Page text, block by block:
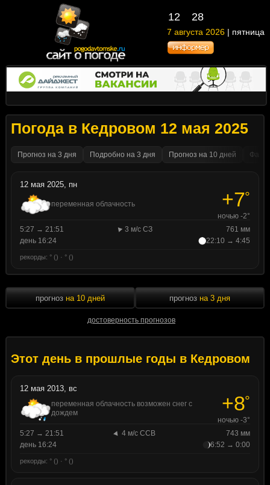
12 28
7 августа 2026 | пятница
Погода в Кедровом 12 мая 2025
Прогноз на 3 дня Подробно на 3 дня Прогноз на 10 дней
12 мая 2025, пн
переменная облачность +7°
ночью -2°
5:27 → 21:51
3 м/с СЗ
761 мм
день 16:24
22:10 → 4:45
рекорды: ° () · ° ()
прогноз на 10 дней
достоверность прогнозов
прогноз на 3 дня
Этот день в прошлые годы в Кедровом
12 мая 2013, вс
переменная облачность возможен снег с
дождем
+8°
ночью -3°
5:27 → 21:51
4 м/с ССВ
743 мм
день 16:24
6:52 → 0:00
рекорды: ° () · ° ()